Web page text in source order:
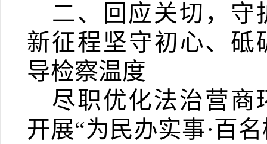
二、回应关切，守
新征程坚守初心、砥
导检察温度
尽职优化法治营商
开展“为民办实事· 百